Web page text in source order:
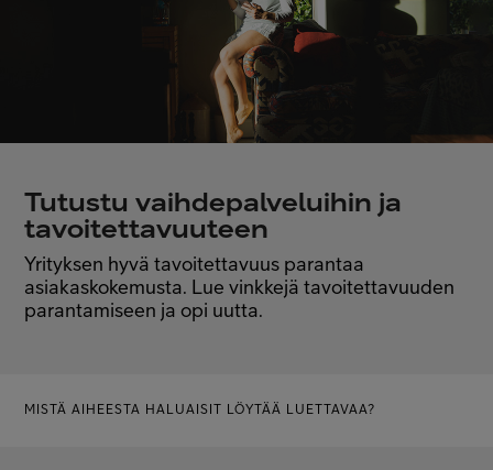
Asiakastuki
Minun Telia Yrityksille
Tutustu vaihdepalveluihin ja
tavoitettavuuteen
Yrityksen hyvä tavoitettavuus parantaa
asiakaskokemusta. Lue vinkkejä tavoitettavuuden
parantamiseen ja opi uutta.
MISTÄ AIHEESTA HALUAISIT LÖYTÄÄ LUETTAVAA?